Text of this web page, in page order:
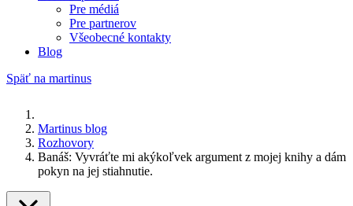
Pre médiá
Pre partnerov
Všeobecné kontakty
Blog
Späť na martinus
Martinus blog
Rozhovory
Banáš: Vyvráťte mi akýkoľvek argument z mojej knihy a dám
pokyn na jej stiahnutie.